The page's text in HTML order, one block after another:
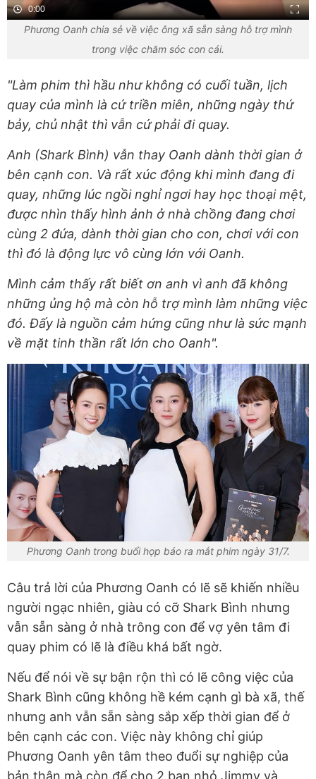
0:00
Phương Oanh chia sẻ về việc ông xã sẵn sàng hỗ trợ mình
trong việc chăm sóc con cái.
"Làm phim thì hầu như không có cuối tuần, lịch
quay của mình là cứ triền miên, những ngày thứ
bảy, chủ nhật thì vẫn cứ phải đi quay.
Anh (Shark Bình) vẫn thay Oanh dành thời gian ở
bên cạnh con. Và rất xúc động khi mình đang đi
quay, những lúc ngồi nghỉ ngơi hay học thoại mệt,
được nhìn thấy hình ảnh ở nhà chồng đang chơi
cùng 2 đứa, dành thời gian cho con, chơi với con
thì đó là động lực vô cùng lớn với Oanh.
Mình cảm thấy rất biết ơn anh vì anh đã không
những ủng hộ mà còn hỗ trợ mình làm những việc
đó. Đấy là nguồn cảm hứng cũng như là sức mạnh
về mặt tinh thần rất lớn cho Oanh".
Phương Oanh trong buổi họp báo ra mắt phim ngày 31/7.
Câu trả lời của Phương Oanh có lẽ sẽ khiến nhiều
người ngạc nhiên, giàu có cỡ Shark Bình nhưng
vẫn sẵn sàng ở nhà trông con để vợ yên tâm đi
quay phim có lẽ là điều khá bất ngờ.
Nếu để nói về sự bận rộn thì có lẽ công việc của
Shark Bình cũng không hề kém cạnh gì bà xã, thế
nhưng anh vẫn sẵn sàng sắp xếp thời gian để ở
bên cạnh các con. Việc này không chỉ giúp
Phương Oanh yên tâm theo đuổi sự nghiệp của
bản thân mà còn để cho 2 bạn nhỏ Jimmy và